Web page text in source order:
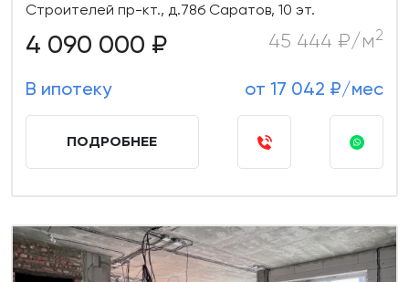
Строителей пр-кт., д.78б Саратов, 10 эт.
4 090 000 ₽ 45 444 ₽/м2
В ипотеку от 17 042 ₽/мес
ПОДРОБНЕЕ